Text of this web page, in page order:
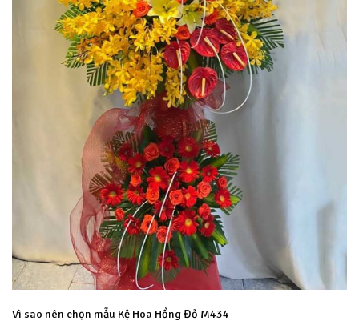
Vì sao nên chọn mẫu Kệ Hoa Hồng Đỏ M434